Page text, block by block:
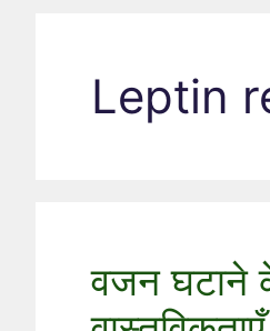
Leptin
वजन घटाने